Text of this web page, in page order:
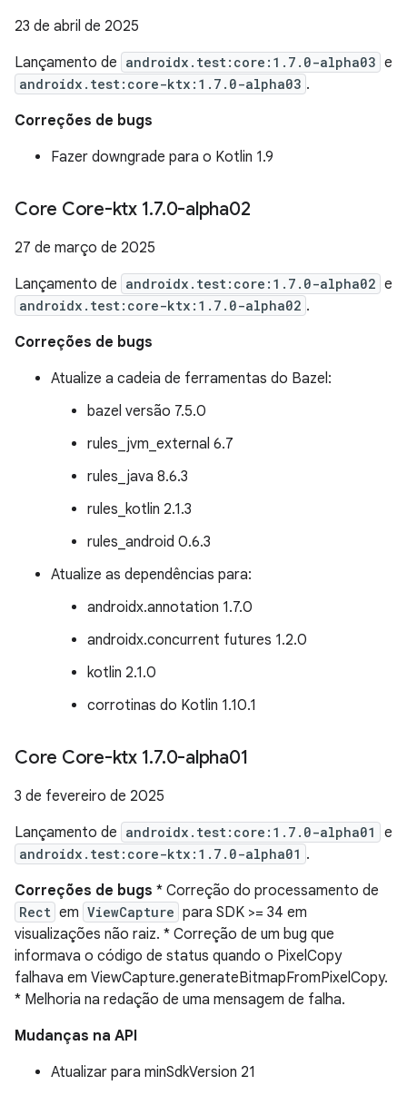
23 de abril de 2025
Lançamento de androidx.test:core:1.7.0-alpha03 e
androidx.test:core-ktx:1.7.0-alpha03 .
Correções de bugs
Fazer downgrade para o Kotlin 1.9
Core Core-ktx 1.7.0-alpha02
27 de março de 2025
Lançamento de androidx.test:core:1.7.0-alpha02 e
androidx.test:core-ktx:1.7.0-alpha02 .
Correções de bugs
Atualize a cadeia de ferramentas do Bazel:
bazel versão 7.5.0
rules_jvm_external 6.7
rules_java 8.6.3
rules_kotlin 2.1.3
rules_android 0.6.3
Atualize as dependências para:
androidx.annotation 1.7.0
androidx.concurrent futures 1.2.0
kotlin 2.1.0
corrotinas do Kotlin 1.10.1
Core Core-ktx 1.7.0-alpha01
3 de fevereiro de 2025
Lançamento de androidx.test:core:1.7.0-alpha01 e
androidx.test:core-ktx:1.7.0-alpha01 .
Correções de bugs * Correção do processamento de
Rect em ViewCapture para SDK >= 34 em
visualizações não raiz. * Correção de um bug que
informava o código de status quando o PixelCopy
falhava em ViewCapture.generateBitmapFromPixelCopy.
* Melhoria na redação de uma mensagem de falha.
Mudanças na API
Atualizar para minSdkVersion 21